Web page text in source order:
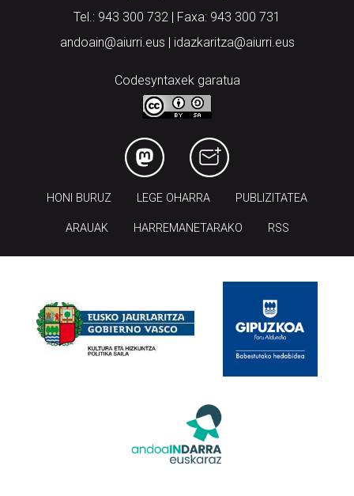
Tel.: 943 300 732 | Faxa: 943 300 731
andoain@aiurri.eus | idazkaritza@aiurri.eus
Codesyntaxek garatua
HONI BURUZ LEGE OHARRA PUBLIZITATEA
ARAUAK HARREMANETARAKO RSS